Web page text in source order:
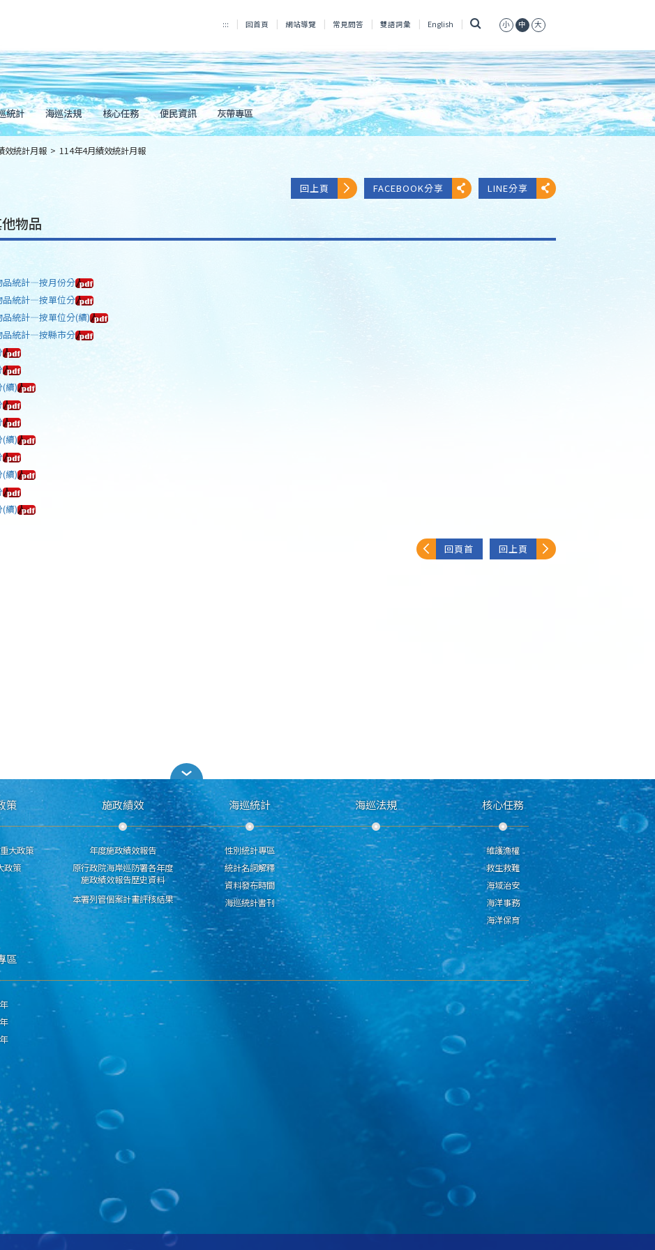
::: 回首頁 網站導覽 常見問答 雙語詞彙 English 小 中 大
統計 海巡法規 核心任務 便民資訊 灰帶專區
效統計月報 > 114年4月績效統計月報
回上頁 FACEBOOK分享 LINE分享
物品
統計—按月份分
統計—按單位分
統計—按單位分(續)
統計—按縣市分
續)
續)
續)
續)
回頁首 回上頁
策
大政策
政策
施政績效
年度施政績效報告
原行政院海岸巡防署各年度
施政績效報告歷史資料
本署列管個案計畫評核結果
海巡統計
性別統計專區
統計名詞解釋
資料發布時間
海巡統計書刊
海巡法規 核心任務
維護漁權
救生救難
海域治安
海洋事務
海洋保育
區